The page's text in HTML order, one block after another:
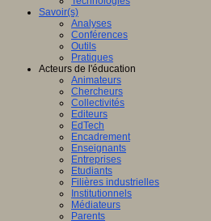
Savoir(s)
Analyses
Conférences
Outils
Pratiques
Acteurs de l'éducation
Animateurs
Chercheurs
Collectivités
Editeurs
EdTech
Encadrement
Enseignants
Entreprises
Etudiants
Filières industrielles
Institutionnels
Médiateurs
Parents